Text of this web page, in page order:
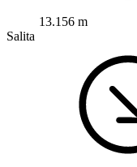
13.156 m
Salita